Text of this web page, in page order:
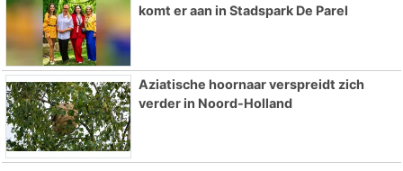
komt er aan in Stadspark De Parel
Aziatische hoornaar verspreidt zich
verder in Noord-Holland